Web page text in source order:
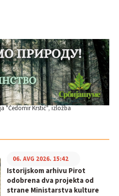
"Čedomir Krstić" izložba
Istorijskom arhivu Pirot
odobrena dva projekta od
strane Ministarstva kulture
06. AVG 2026. 15:42